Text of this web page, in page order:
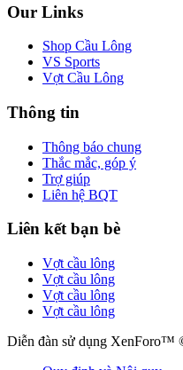
Our Links
Shop Cầu Lông
VS Sports
Vợt Cầu Lông
Thông tin
Thông báo chung
Thắc mắc, góp ý
Trợ giúp
Liên hệ BQT
Liên kết bạn bè
Vợt cầu lông
Vợt cầu lông
Vợt cầu lông
Vợt cầu lông
Diễn đàn sử dụng XenForo™